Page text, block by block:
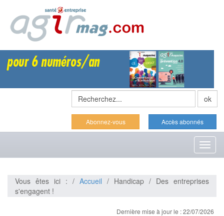
Abonnez-vous Accès abonnés
Vous êtes ici : / Accueil / Handicap / Des entreprises
s'engagent !
Dernière mise à jour le : 22/07/2026